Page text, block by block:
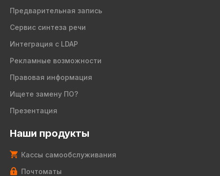
Предварительная запись
Сервис синтеза речи
Интеграция с LDAP
Рекламные возможности
Правовая информация
Ищете замену ПО?
Презентация
Наши продукты
Кассы самообслуживания
Почтоматы